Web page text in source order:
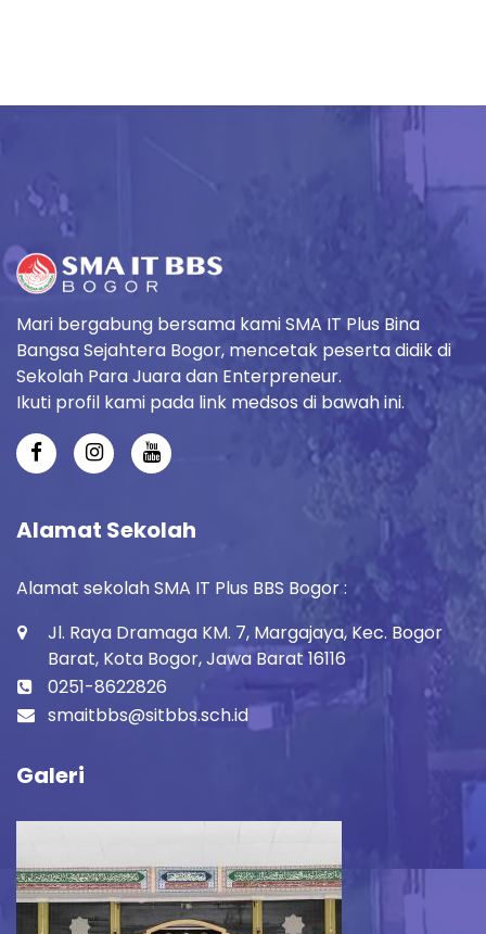
Mari bergabung bersama kami SMA IT Plus Bina
Bangsa Sejahtera Bogor, mencetak peserta didik di
Sekolah Para Juara dan Enterpreneur.
Ikuti profil kami pada link medsos di bawah ini.
Alamat Sekolah
Alamat sekolah SMA IT Plus BBS Bogor :
Jl. Raya Dramaga KM. 7, Margajaya, Kec. Bogor
Barat, Kota Bogor, Jawa Barat 16116
0251-8622826
smaitbbs@sitbbs.sch.id
Galeri